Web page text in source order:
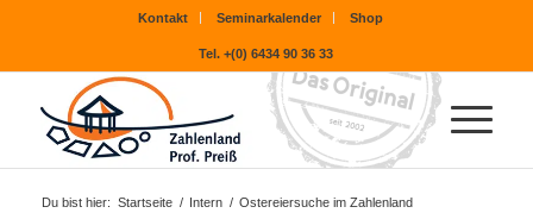
Kontakt Seminarkalender Shop
Tel. +(0) 6434 90 36 33
Du bist hier: Startseite / Intern / Ostereiersuche im Zahlenland